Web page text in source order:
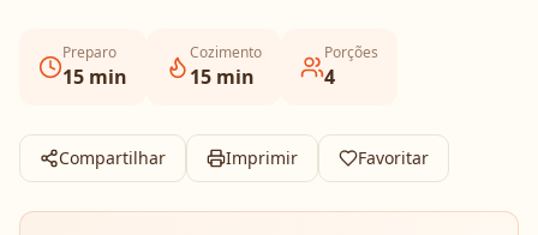
Preparo
15 min
Cozimento
15 min
Porções
4
Compartilhar Imprimir Favoritar